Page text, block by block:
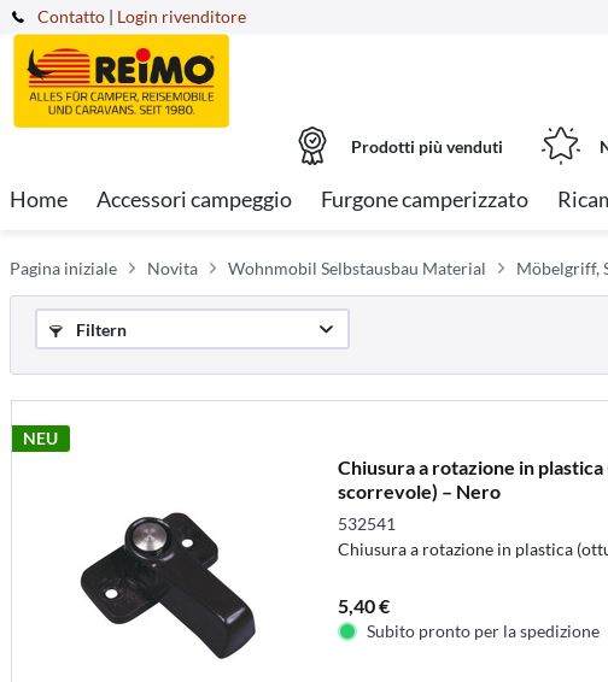
Contatto | Login rivenditore
Prodotti più venduti
Home Accessori campeggio Furgone camperizzato
Pagina iniziale Novita Wohnmobil Selbstausbau Material Möbelgriff,
Filtern
NEU
Chiusura a rotazione in
scorrevole) – Nero
532541
Chiusura a rotazione in plastica
5,40 €
Subito pronto per la spedizione